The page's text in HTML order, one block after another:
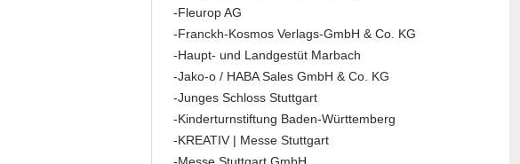
-Fleurop AG
-Franckh-Kosmos Verlags-GmbH & Co. KG
-Haupt- und Landgestüt Marbach
-Jako-o / HABA Sales GmbH & Co. KG
-Junges Schloss Stuttgart
-Kinderturnstiftung Baden-Württemberg
-KREATIV | Messe Stuttgart